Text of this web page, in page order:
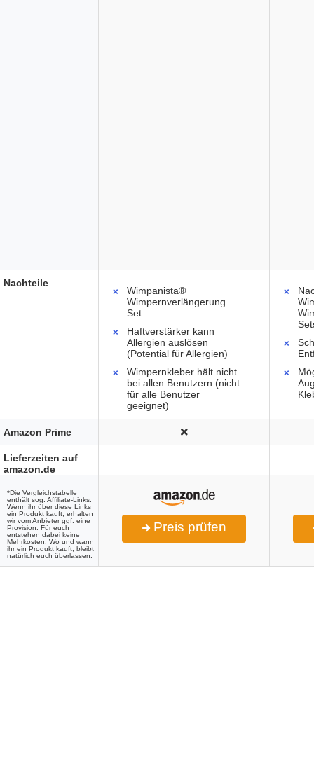
Wimpanista®
Wimpernverlängerung
Set:
Haftverstärker kann
Allergien auslösen
(Potential für Allergien)
Wimpernkleber hält nicht
bei allen Benutzern (nicht
für alle Benutzer
geeignet)
Preis prüfen
Nachteile
Amazon Prime
Lieferzeiten auf
amazon.de
*Die Vergleichstabelle
enthält sog. Affiliate-Links.
Wenn ihr über diese Links
ein Produkt kauft, erhalten
wir vom Anbieter ggf. eine
Provision. Für euch
entstehen dabei keine
Mehrkosten. Wo und wann
ihr ein Produkt kauft, bleibt
natürlich euch überlassen.